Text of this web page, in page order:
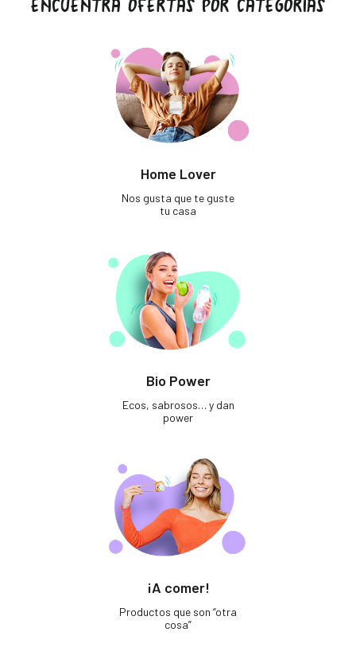
ENCUENTRA OFERTAS POR CATEGORÍAS
Home Lover
Nos gusta que te guste
tu casa
Bio Power
Ecos, sabrosos… y dan
power
¡A comer!
Productos que son “otra
cosa”